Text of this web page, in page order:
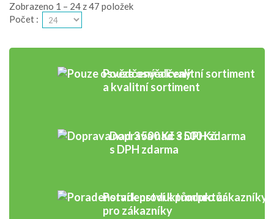
Zobrazeno 1 – 24 z 47 položek
Počet :
Pouze osvědčený
a kvalitní sortiment
Doprava nad 3 500 Kč
s DPH zdarma
Poradenství k produktům
pro zákazníky